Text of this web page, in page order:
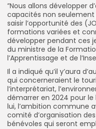
”Nous allons développer
capacités non
saisir l’opportunité des
formations variées et
développer pendant ces
du ministre de la
l’Apprentissage et de
Il a indiqué qu’il y’aura
qui concerneraient le
l’interprétariat,
démarrer en 2024 pour
lui, l’ambition commune
comité d’organisation
bénévoles qui seront